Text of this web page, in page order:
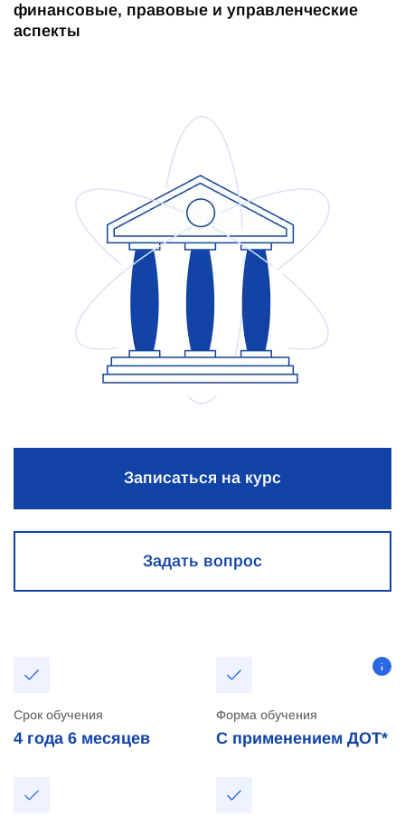
финансовые, правовые и управленческие
аспекты
Записаться на курс
Задать вопрос
Срок обучения
4 года 6 месяцев
Форма обучения
С применением ДОТ*